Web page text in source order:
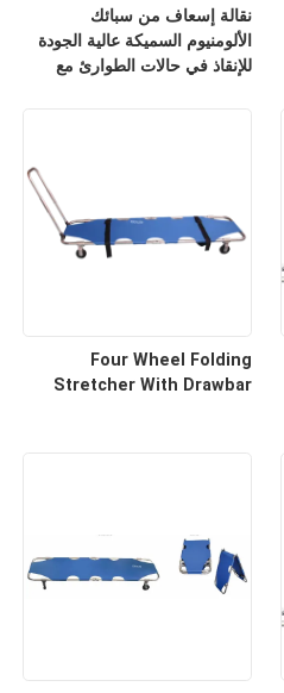
نقالة إسعاف من سبائك
الألومنيوم السميكة عالية الجودة
للإنقاذ في حالات الطوارئ مع
Four Wheel Folding
Stretcher With Drawbar